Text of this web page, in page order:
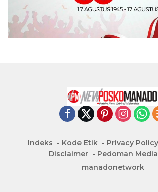
Indeks Kode Etik Privacy Policy
Disclaimer
Pedoman
manadonetwork